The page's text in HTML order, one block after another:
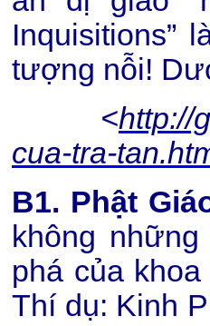
Inquisitions”
tượng nỗi!
<http://
cua-tra-
B1. Phật
không
phá của
Thí dụ: Kinh